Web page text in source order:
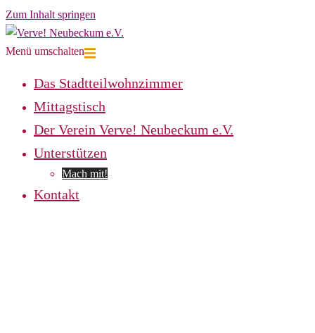
Zum Inhalt springen
Menü umschalten
Das Stadtteilwohnzimmer
Mittagstisch
Der Verein Verve! Neubeckum e.V.
Unterstützen
Mach mit!
Kontakt